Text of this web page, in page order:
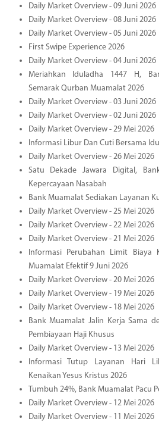
Daily Market Overview - 09 Juni 2026
Daily Market Overview - 08 Juni 2026
Daily Market Overview - 05 Juni 2026
First Swipe Experience 2026
Daily Market Overview - 04 Juni 2026
Meriahkan Iduladha 1447 H,
Semarak Qurban Muamalat 2026
Daily Market Overview - 03 Juni 2026
Daily Market Overview - 02 Juni 2026
Daily Market Overview - 29 Mei 2026
Informasi Libur Dan Cuti Bersama
Daily Market Overview - 26 Mei 2026
Satu Dekade Jawara Digital,
Kepercayaan Nasabah
Bank Muamalat Sediakan Layanan
Daily Market Overview - 25 Mei 2026
Daily Market Overview - 22 Mei 2026
Daily Market Overview - 21 Mei 2026
Informasi Perubahan Limit Biaya
Muamalat Efektif 9 Juni 2026
Daily Market Overview - 20 Mei 2026
Daily Market Overview - 19 Mei 2026
Daily Market Overview - 18 Mei 2026
Bank Muamalat Jalin Kerja Sama
Pembiayaan Haji Khusus
Daily Market Overview - 13 Mei 2026
Informasi Tutup Layanan Hari
Kenaikan Yesus Kristus 2026
Tumbuh 24%, Bank Muamalat Pacu
Daily Market Overview - 12 Mei 2026
Daily Market Overview - 11 Mei 2026